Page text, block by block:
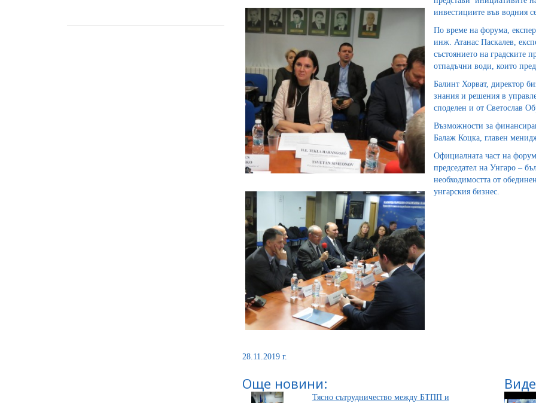
инвестициите във водния
По време на форума,
инж. Атанас Паскалев,
състоянието на градските
отпадъчни води, които
Балинт Хорват, директор
знания и решения в
споделен и от Светослав
Възможности за
Балаж Коцка, главен
Официалната част на
председател на Унгаро –
необходимостта от
унгарския бизнес.
28.11.2019 г.
Още новини:
Тясно сътрудничество между БТПП и